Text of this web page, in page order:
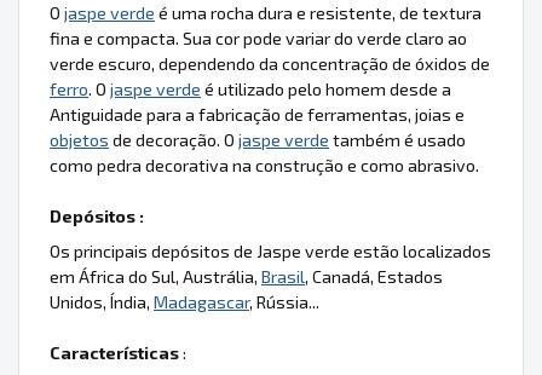
O jaspe verde é uma rocha dura e resistente, de textura
fina e compacta. Sua cor pode variar do verde claro ao
verde escuro, dependendo da concentração de óxidos de
ferro. O jaspe verde é utilizado pelo homem desde a
Antiguidade para a fabricação de ferramentas, joias e
objetos de decoração. O jaspe verde também é usado
como pedra decorativa na construção e como abrasivo.
Depósitos :
Os principais depósitos de Jaspe verde estão localizados
em África do Sul, Austrália, Brasil, Canadá, Estados
Unidos, Índia, Madagascar, Rússia...
Características: